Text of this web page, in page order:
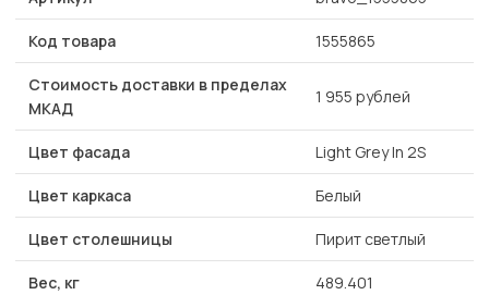
Код товара 1555865
Стоимость доставки в пределах
МКАД
1 955 рублей
Цвет фасада Light Grey In 2S
Цвет каркаса Белый
Цвет столешницы Пирит светлый
Вес, кг 489.401